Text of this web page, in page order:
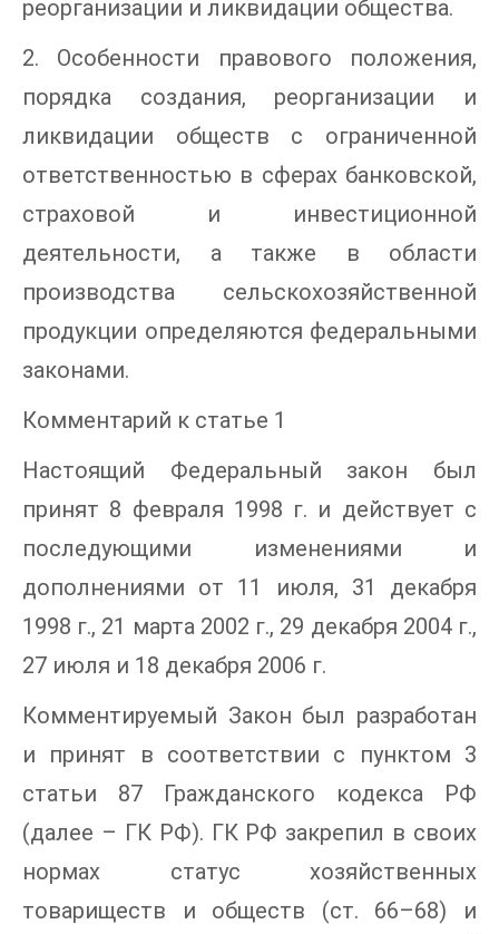
реорганизации и ликвидации общества.
2. Особенности правового положения,
порядка создания, реорганизации и
ликвидации обществ с ограниченной
ответственностью в сферах банковской,
страховой и инвестиционной
деятельности, а также в области
производства сельскохозяйственной
продукции определяются федеральными
законами.
Комментарий к статье 1
Настоящий Федеральный закон был
принят 8 февраля 1998 г. и действует с
последующими изменениями и
дополнениями от 11 июля, 31 декабря
1998 г., 21 марта 2002 г., 29 декабря 2004 г.,
27 июля и 18 декабря 2006 г.
Комментируемый Закон был разработан
и принят в соответствии с пунктом 3
статьи 87 Гражданского кодекса РФ
(далее – ГК РФ). ГК РФ закрепил в своих
нормах статус хозяйственных
товариществ и обществ (ст. 66–68) и